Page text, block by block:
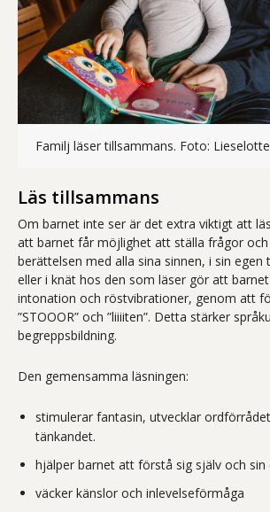
Familj läser tillsammans. Foto:
Läs tillsammans
Om barnet inte ser är det extra viktigt att
att barnet får möjlighet att ställa frågor och
berättelsen med alla sina sinnen, i sin egen
eller i knät hos den som läser gör att
intonation och röstvibrationer, genom att
”STOOOR” och ”liiiiten”. Detta stärker
begreppsbildning.
Den gemensamma läsningen:
stimulerar fantasin, utvecklar
tänkandet.
hjälper barnet att förstå sig själv och sin
väcker känslor och inlevelseförmåga